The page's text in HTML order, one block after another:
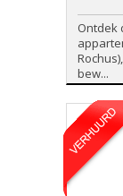
Ontdek
bew...